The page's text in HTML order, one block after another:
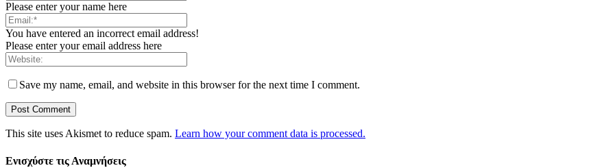
Please enter your name here
You have entered an incorrect email address!
Please enter your email address here
Save my name, email, and website in this browser for the next time I comment.
This site uses Akismet to reduce spam. Learn how your comment data is processed.
Ενισχύστε τις Αναμνήσεις